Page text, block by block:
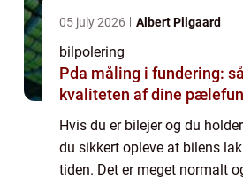
05 july 2026 Albert Pilgaard
bilpolering
Pda måling i fundering:
kvaliteten af dine
Hvis du er bilejer og du
du sikkert opleve at bilens
tiden. Det er meget normalt